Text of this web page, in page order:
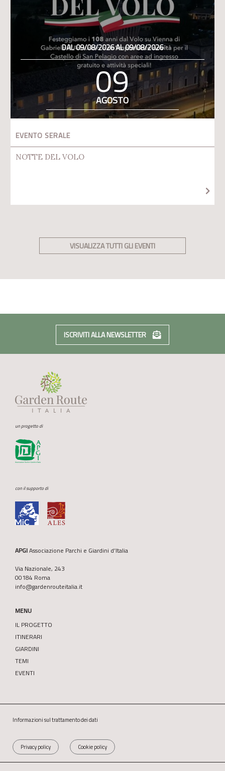
DAL 09/08/2026 AL 09/08/2026
09
AGOSTO
EVENTO SERALE
NOTTE DEL VOLO
VISUALIZZA TUTTI GLI EVENTI
ISCRIVITI ALLA NEWSLETTER
un progetto di
con il supporto di
APGIAssociazione Parchi e Giardini d’Italia
Via Nazionale, 243
00184 Roma
info@gardenrouteitalia.it
MENU
IL PROGETTO
ITINERARI
GIARDINI
TEMI
EVENTI
Informazioni sul trattamento dei dati
Privacy policy Cookie policy